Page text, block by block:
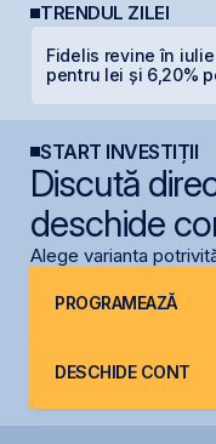
TRENDUL ZILEI
Fidelis revine în
pentru lei și 6,20%
START INVESTIȚII
Discută
deschide
Alege varianta
PROGRAMEAZĂ
DESCHIDE CONT